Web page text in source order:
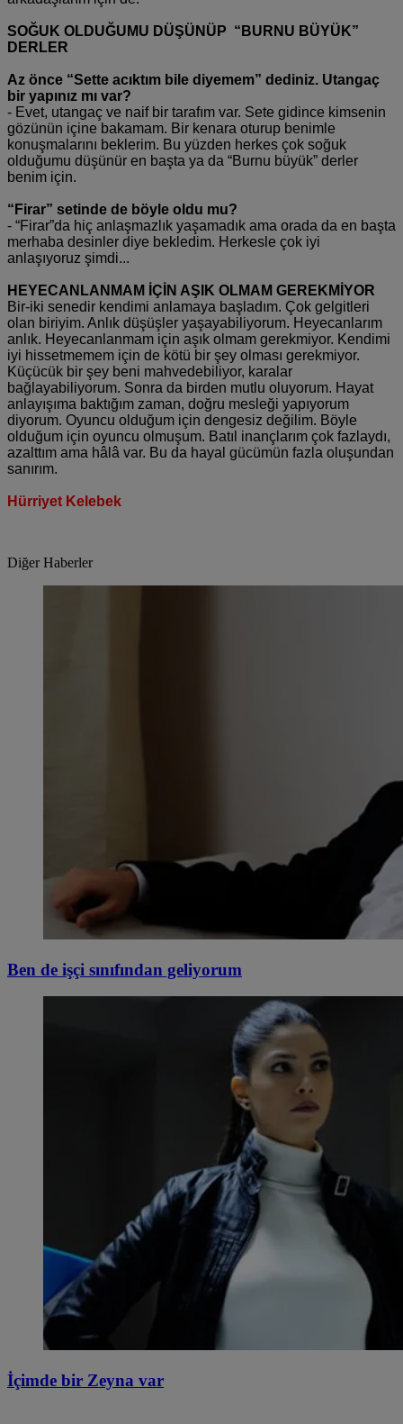
SOĞUK OLDUĞUMU DÜŞÜNÜP “BURNU BÜYÜK”
DERLER
Az önce “Sette acıktım bile diyemem” dediniz. Utangaç
bir yapınız mı var?
- Evet, utangaç ve naif bir tarafım var. Sete gidince kimsenin
gözünün içine bakamam. Bir kenara oturup benimle
konuşmalarını beklerim. Bu yüzden herkes çok soğuk
olduğumu düşünür en başta ya da “Burnu büyük” derler
benim için.
“Firar” setinde de böyle oldu mu?
- “Firar”da hiç anlaşmazlık yaşamadık ama orada da en başta
merhaba desinler diye bekledim. Herkesle çok iyi
anlaşıyoruz şimdi...
HEYECANLANMAM İÇİN AŞIK OLMAM GEREKMİYOR
Bir-iki senedir kendimi anlamaya başladım. Çok gelgitleri
olan biriyim. Anlık düşüşler yaşayabiliyorum. Heyecanlarım
anlık. Heyecanlanmam için aşık olmam gerekmiyor. Kendimi
iyi hissetmemem için de kötü bir şey olması gerekmiyor.
Küçücük bir şey beni mahvedebiliyor, karalar
bağlayabiliyorum. Sonra da birden mutlu oluyorum. Hayat
anlayışıma baktığım zaman, doğru mesleği yapıyorum
diyorum. Oyuncu olduğum için dengesiz değilim. Böyle
olduğum için oyuncu olmuşum. Batıl inançlarım çok fazlaydı,
azalttım ama hâlâ var. Bu da hayal gücümün fazla oluşundan
sanırım.
Hürriyet Kelebek
Diğer Haberler
Ben de işçi sınıfından geliyorum
İçimde bir Zeyna var